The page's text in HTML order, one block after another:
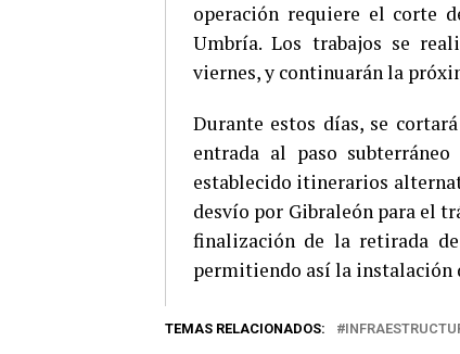
operación requiere el corte
Umbría. Los trabajos se
viernes, y continuarán la
Durante estos días, se
entrada al paso
establecido itinerarios
desvío por Gibraleón para el
finalización de la retirada
permitiendo así la instalación
TEMAS RELACIONADOS: